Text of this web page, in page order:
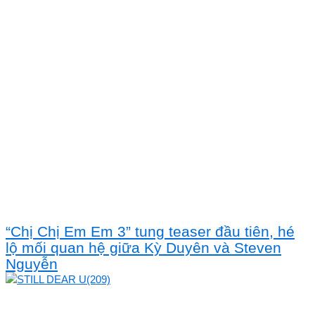
“Chị Chị Em Em 3” tung teaser đầu tiên, hé
lộ mối quan hệ giữa Kỳ Duyên và Steven
Nguyễn